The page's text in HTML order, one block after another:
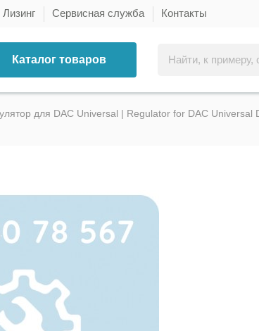
Лизинг Сервисная служба Контакты
Каталог товаров
для DAC Universal | Regulator for DAC Universal